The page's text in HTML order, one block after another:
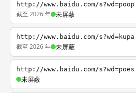
http://www.baidu.com/s?wd=poop
截至 2026 年 未屏蔽
http://www.baidu.com/s?wd=kupa
截至 2026 年 未屏蔽
http://www.baidu.com/s?wd=poes
未屏蔽